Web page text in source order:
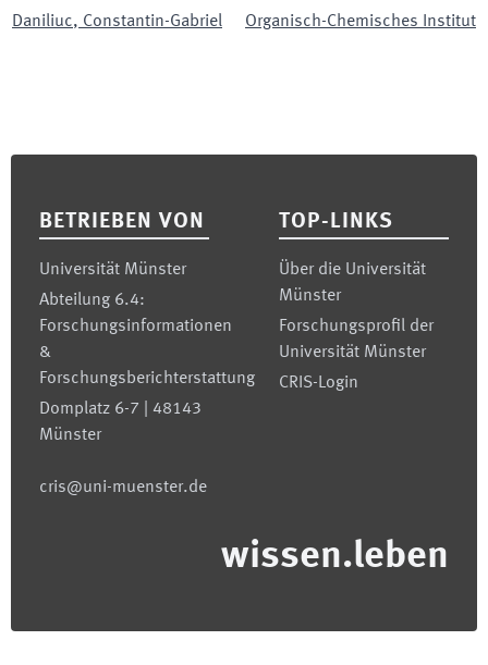
Daniliuc, Constantin-Gabriel Organisch-Chemisches Institut
BETRIEBEN VON
Universität Münster
Abteilung 6.4:
Forschungsinformationen
&
Forschungsberichterstattung
Domplatz 6-7 | 48143
Münster
cris@uni-muenster.de
TOP-LINKS
Über die Universität
Münster
Forschungsprofil der
Universität Münster
CRIS-Login
wissen.leben